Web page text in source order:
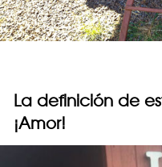
La definición de
¡Amor!